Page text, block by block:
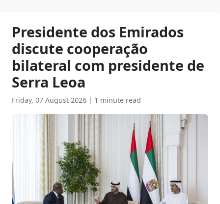
Presidente dos Emirados
discute cooperação
bilateral com presidente de
Serra Leoa
Friday, 07 August 2026 | 1 minute read